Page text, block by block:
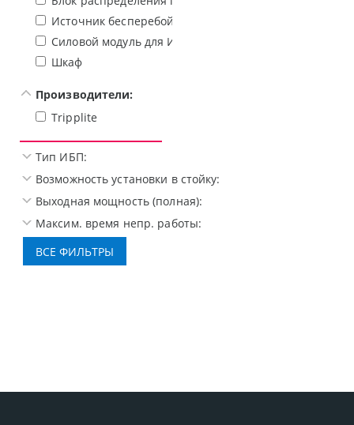
Источник бесперебойного питания
Силовой модуль для ИБП
Шкаф
Производители:
Tripplite
Тип ИБП:
Возможность установки в стойку:
Выходная мощность (полная):
Максим. время непр. работы: